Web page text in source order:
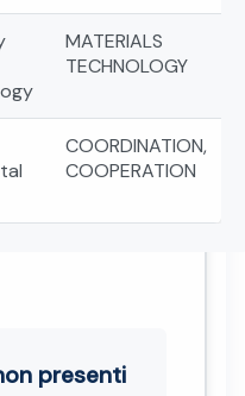
MATERIALS
TECHNOLOGY
COORDINATION,
COOPERATION
presenti